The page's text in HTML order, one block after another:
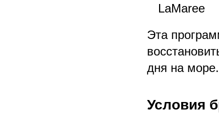
LaMaree
Эта
дня на море.
Условия